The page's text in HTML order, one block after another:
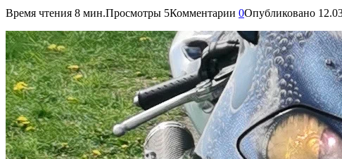
Время чтения 8 мин.Просмотры 5Комментарии 0Опубликовано